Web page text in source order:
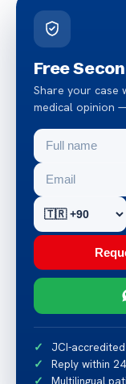
Free
Share your case
medical opinion
JCI-
Reply within
Multilingual